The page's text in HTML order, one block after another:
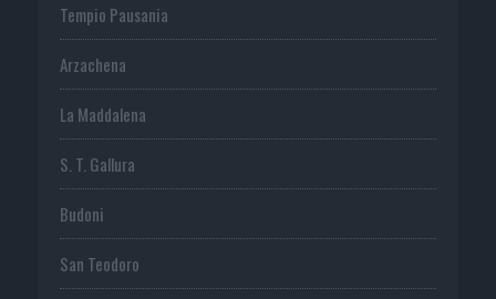
Tempio Pausania
Arzachena
La Maddalena
S. T. Gallura
Budoni
San Teodoro